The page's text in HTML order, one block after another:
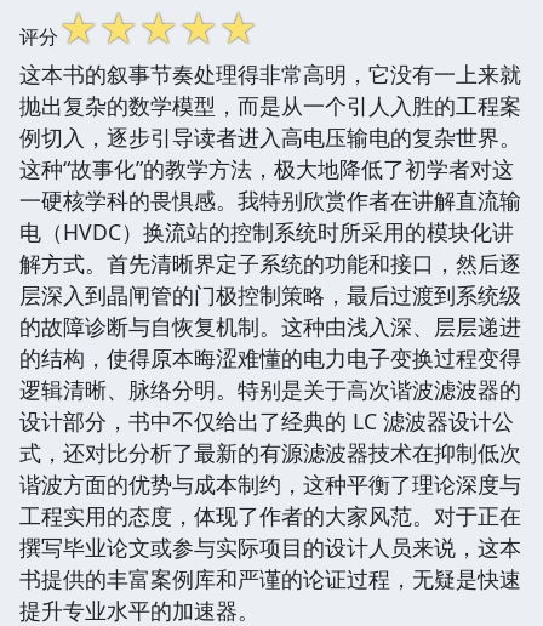
评分☆☆☆☆☆
这本书的叙事节奏处理得非常高明，它没有一上来就
抛出复杂的数学模型，而是从一个引人入胜的工程案
例切入，逐步引导读者进入高电压输电的复杂世界。
这种“故事化”的教学方法，极大地降低了初学者对这
一硬核学科的畏惧感。我特别欣赏作者在讲解直流输
电（HVDC）换流站的控制系统时所采用的模块化讲
解方式。首先清晰界定子系统的功能和接口，然后逐
层深入到晶闸管的门极控制策略，最后过渡到系统级
的故障诊断与自恢复机制。这种由浅入深、层层递进
的结构，使得原本晦涩难懂的电力电子变换过程变得
逻辑清晰、脉络分明。特别是关于高次谐波滤波器的
设计部分，书中不仅给出了经典的 LC 滤波器设计公
式，还对比分析了最新的有源滤波器技术在抑制低次
谐波方面的优势与成本制约，这种平衡了理论深度与
工程实用的态度，体现了作者的大家风范。对于正在
撰写毕业论文或参与实际项目的设计人员来说，这本
书提供的丰富案例库和严谨的论证过程，无疑是快速
提升专业水平的加速器。